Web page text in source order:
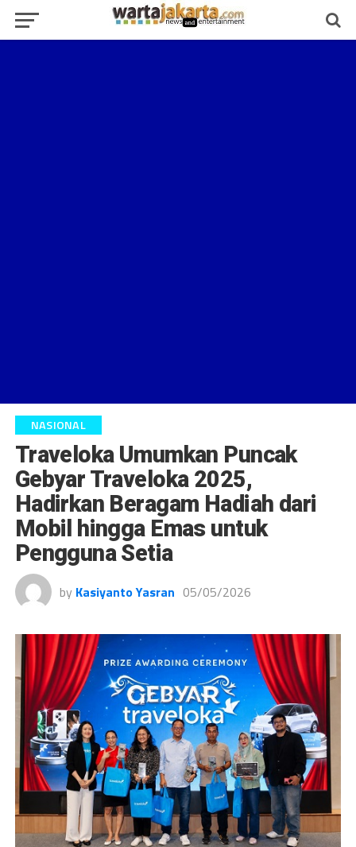
NASIONAL
Traveloka Umumkan Puncak
Gebyar Traveloka 2025,
Hadirkan Beragam Hadiah dari
Mobil hingga Emas untuk
Pengguna Setia
by Kasiyanto Yasran 05/05/2026